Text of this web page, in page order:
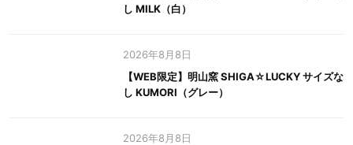
し MILK（白）
2026年8月8日
【WEB限定】明山窯 SHIGA☆LUCKY サイズな
し KUMORI（グレー）
2026年8月8日